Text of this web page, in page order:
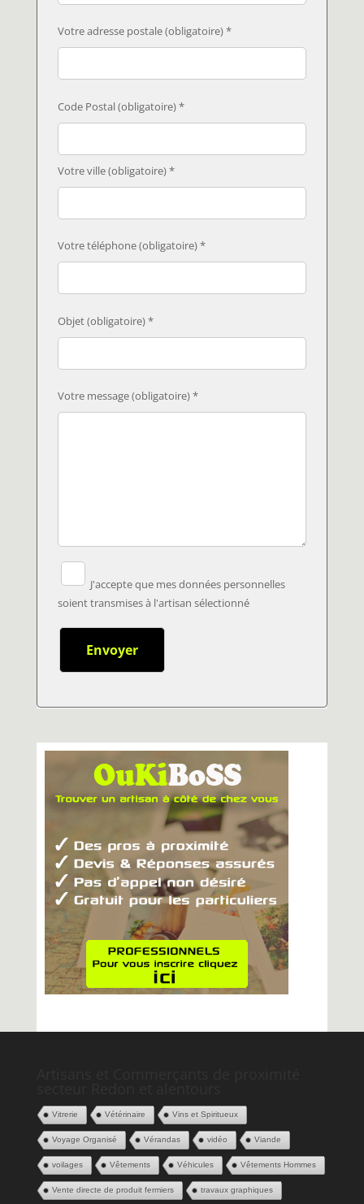
Votre adresse postale (obligatoire) *
Code Postal (obligatoire) *
Votre ville (obligatoire) *
Votre téléphone (obligatoire) *
Objet (obligatoire) *
Votre message (obligatoire) *
J'accepte que mes données personnelles
soient transmises à l'artisan sélectionné
Vitrerie Vétérinaire Vins et Spiritueux
Voyage Organisé Vérandas vidéo Viande
voilages Vêtements Véhicules Vêtements Hommes
Vente directe de produit fermiers travaux graphiques